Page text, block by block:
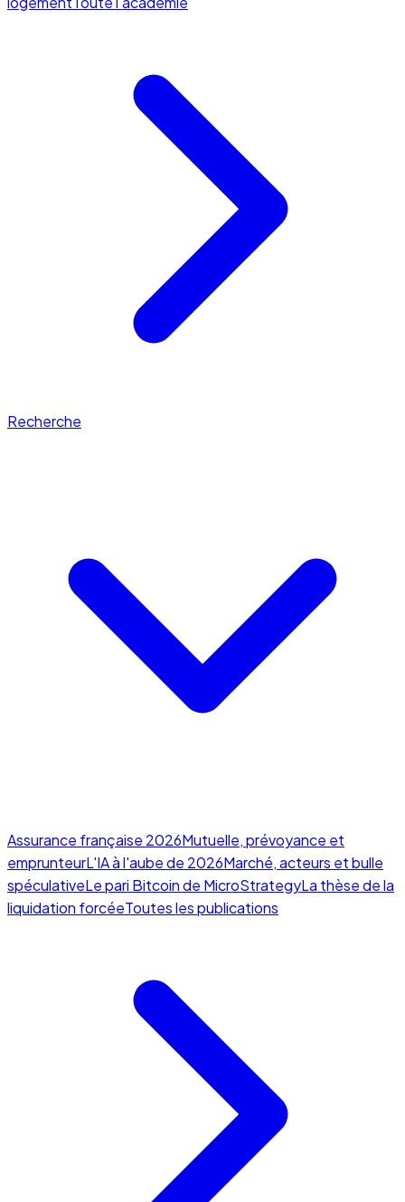
Recherche
Assurance française 2026Mutuelle, prévoyance et
emprunteurL'IA à l'aube de 2026Marché, acteurs et bulle
spéculativeLe pari Bitcoin de MicroStrategyLa thèse de la
liquidation forcéeToutes les publications